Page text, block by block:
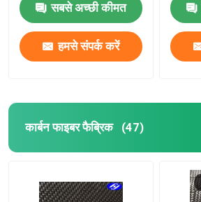
सबसे अच्छी कीमत
हमसे संपर्क करें
कार्बन फाइबर फैब्रिक (47)